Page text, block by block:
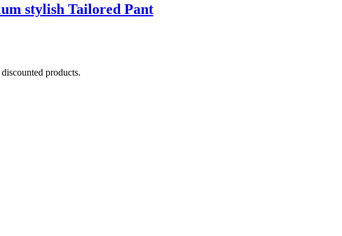
stylish Tailored Pant
products.